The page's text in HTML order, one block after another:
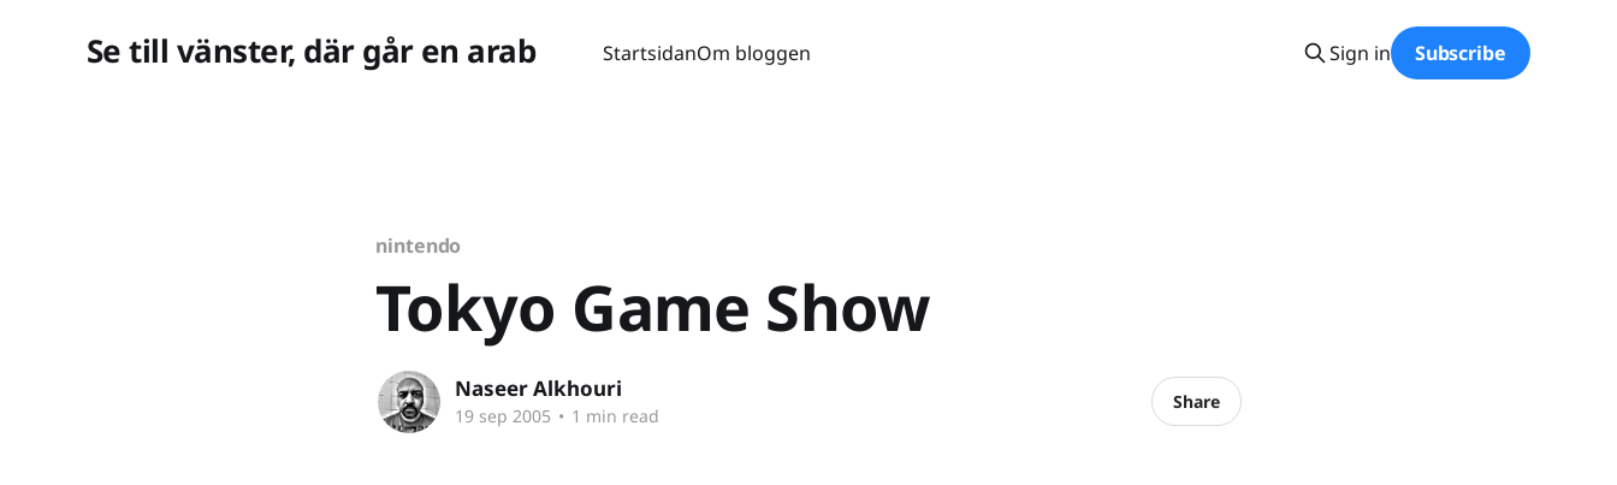
Se till vänster, där går en arab StartsidanOm bloggen Sign in Subscribe
nintendo
Tokyo Game Show
Naseer Alkhouri
19 sep 2005 • 1 min read
Share